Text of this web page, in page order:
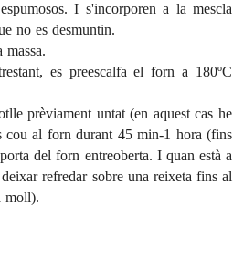
I s'incorporen a la mescla
no es desmuntin.
massa.
es preescalfa el forn a 180ºC
prèviament untat (en aquest cas he
cou al forn durant 45 min-1 hora (fins
del forn entreoberta. I quan està a
refredar sobre una reixeta fins al
moll).